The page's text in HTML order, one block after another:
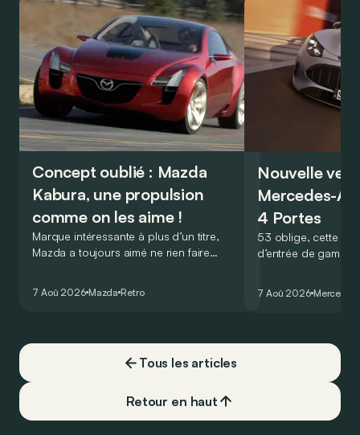
Concept oublié : Mazda
Kabura, une propulsion
comme on les aime !
Marque intéressante à plus d’un titre,
Mazda a toujours aimé ne rien faire
de la plus belle des manières…
7 Aoû 2026 Mazda Retro
Nouvelle
Mercedes-
4 Portes
53 oblige, cette
d’entrée de
moins…
7 Aoû 2026 Mercedes
Tous les articles
Retour en haut